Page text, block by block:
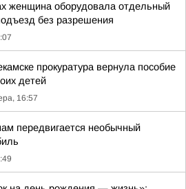
женщина оборудовала отдельный
без разрешения
прокуратура вернула пособие
детей
16:57
передвигается необычный